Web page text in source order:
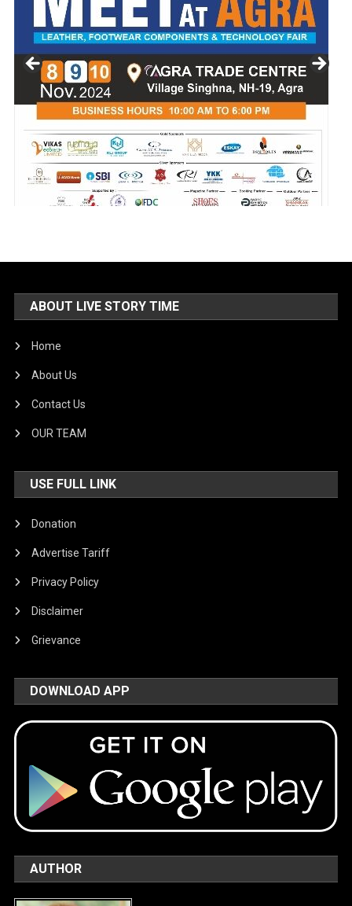
ABOUT LIVE STORY TIME
Home
About Us
Contact Us
OUR TEAM
USE FULL LINK
Donation
Advertise Tariff
Privacy Policy
Disclaimer
Grievance
DOWNLOAD APP
AUTHOR